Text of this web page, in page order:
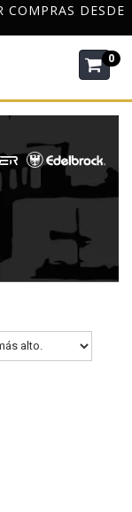
COMPRAS DESDE
0